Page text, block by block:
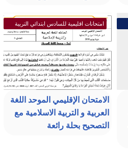
امتحانات اقليمية للسادس ابتدائي التربية
الإسلامية
الامتحان الإقليمي الموحد اللغة
العربية و التربية الاسلامية مع
التصحيح بحلة رائعة